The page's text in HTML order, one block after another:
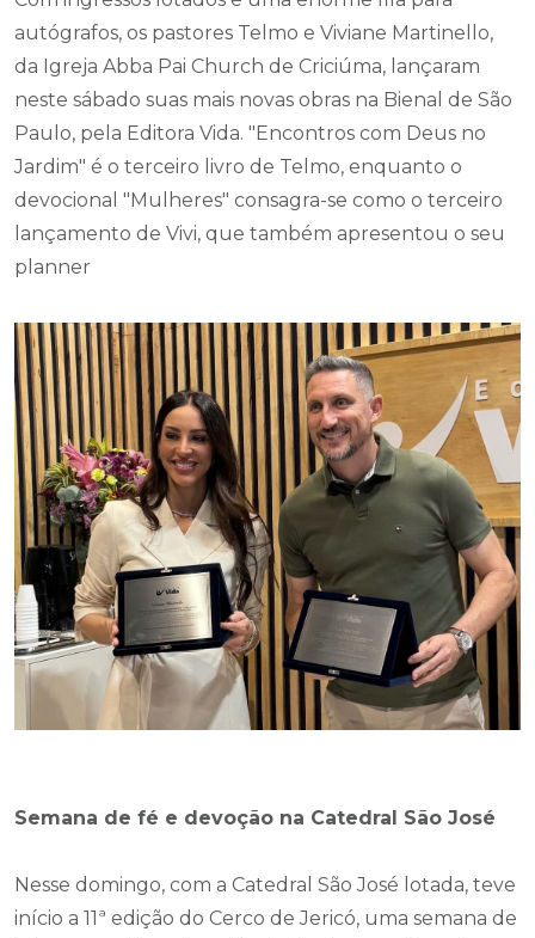
autógrafos, os pastores Telmo e Viviane Martinello,
da Igreja Abba Pai Church de Criciúma, lançaram
neste sábado suas mais novas obras na Bienal de São
Paulo, pela Editora Vida. "Encontros com Deus no
Jardim" é o terceiro livro de Telmo, enquanto o
devocional "Mulheres" consagra-se como o terceiro
lançamento de Vivi, que também apresentou o seu
planner
Semana de fé e devoção na Catedral São José
Nesse domingo, com a Catedral São José lotada, teve
início a 11ª edição do Cerco de Jericó, uma semana de